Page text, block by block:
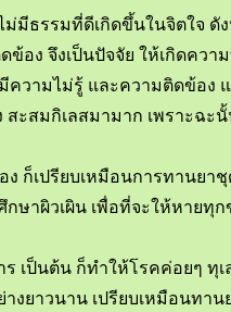
มีธรรมที่ดีเกิดขึ้นในจิตใจ
ง จึงเป็นปัจจัย ให้เกิดคว
วามไม่รู้ และความติดข้อง
สมกิเลสมามาก เพราะฉะ
ก็เปรียบเหมือนการทานย
ษาผิวเผิน เพื่อที่จะให้หา
นต้น ก็ทำให้โรคค่อยๆ ทุเ
ยาวนาน เปรียบเหมือนทา